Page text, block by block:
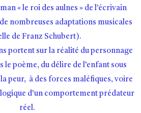
« le roi des aulnes » de l’écrivain
nombreuses adaptations musicales
de Franz Schubert).
portent sur la réalité du personnage
le poème, du délire de l’enfant sous
peur, à des forces maléfiques, voire
d’un comportement prédateur
réel.